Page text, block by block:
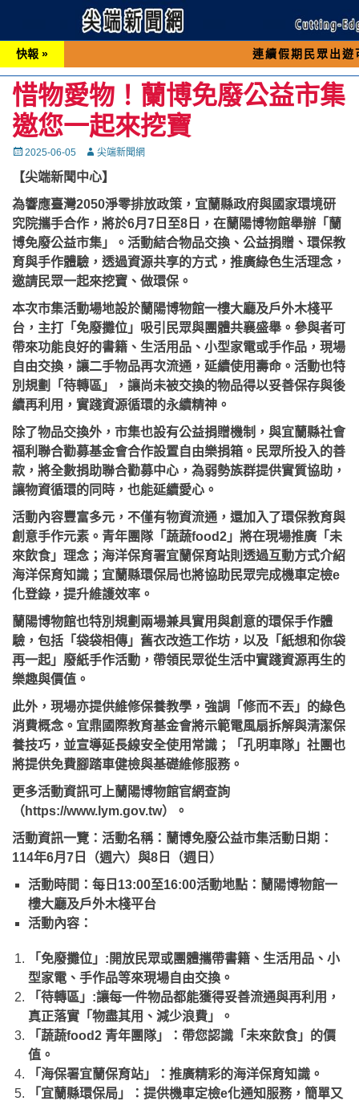
快報 » 連續假期民眾出遊可先撥打交
惜物愛物！蘭博免廢公益市集
邀您一起來挖寶
Posted
2025-06-05 Autor尖端新聞網
【尖端新聞中心】
為響應臺灣2050淨零排放政策，宜蘭縣政府與國家環境研
究院攜手合作，將於6月7日至8日，在蘭陽博物館舉辦「蘭
博免廢公益市集」。活動結合物品交換、公益捐贈、環保教
育與手作體驗，透過資源共享的方式，推廣綠色生活理念，
邀請民眾一起來挖寶、做環保。
本次市集活動場地設於蘭陽博物館一樓大廳及戶外木棧平
台，主打「免廢攤位」吸引民眾與團體共襄盛舉。參與者可
帶來功能良好的書籍、生活用品、小型家電或手作品，現場
自由交換，讓二手物品再次流通，延續使用壽命。活動也特
別規劃「待轉區」，讓尚未被交換的物品得以妥善保存與後
續再利用，實踐資源循環的永續精神。
除了物品交換外，市集也設有公益捐贈機制，與宜蘭縣社會
福利聯合勸募基金會合作設置自由樂捐箱。民眾所投入的善
款，將全數捐助聯合勸募中心，為弱勢族群提供實質協助，
讓物資循環的同時，也能延續愛心。
活動內容豐富多元，不僅有物資流通，還加入了環保教育與
創意手作元素。青年團隊「蔬蔬food2」將在現場推廣「未
來飲食」理念；海洋保育署宜蘭保育站則透過互動方式介紹
海洋保育知識；宜蘭縣環保局也將協助民眾完成機車定檢e
化登錄，提升維護效率。
蘭陽博物館也特別規劃兩場兼具實用與創意的環保手作體
驗，包括「袋袋相傳」舊衣改造工作坊，以及「紙想和你袋
再一起」廢紙手作活動，帶領民眾從生活中實踐資源再生的
樂趣與價值。
此外，現場亦提供維修保養教學，強調「修而不丟」的綠色
消費概念。宜鼎國際教育基金會將示範電風扇拆解與清潔保
養技巧，並宣導延長線安全使用常識；「孔明車隊」社團也
將提供免費腳踏車健檢與基礎維修服務。
更多活動資訊可上蘭陽博物館官網查詢
（https://www.lym.gov.tw）。
活動資訊一覽： 活動名稱：蘭博免廢公益市集活動日期：
114年6月7日（週六）與8日（週日）
活動時間：每日13:00至16:00活動地點：蘭陽博物館一
樓大廳及戶外木棧平台
活動內容：
「免廢攤位」:開放民眾或團體攜帶書籍、生活用品、小
型家電、手作品等來現場自由交換。
「待轉區」:讓每一件物品都能獲得妥善流通與再利用，
真正落實「物盡其用、減少浪費」。
「蔬蔬food2 青年團隊」：帶您認識「未來飲食」的價
值。
「海保署宜蘭保育站」：推廣精彩的海洋保育知識。
「宜蘭縣環保局」：提供機車定檢e化通知服務，簡單又